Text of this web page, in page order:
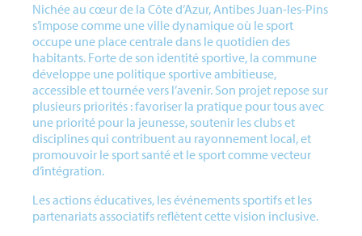
Nichée au cœur de la Côte d’Azur, Antibes Juan-les-Pins
s’impose comme une ville dynamique où le sport
occupe une place centrale dans le quotidien des
habitants. Forte de son identité sportive, la commune
développe une politique sportive ambitieuse,
accessible et tournée vers l’avenir. Son projet repose sur
plusieurs priorités : favoriser la pratique pour tous avec
une priorité pour la jeunesse, soutenir les clubs et
disciplines qui contribuent au rayonnement local, et
promouvoir le sport santé et le sport comme vecteur
d’intégration.
Les actions éducatives, les événements sportifs et les
partenariats associatifs reflètent cette vision inclusive.